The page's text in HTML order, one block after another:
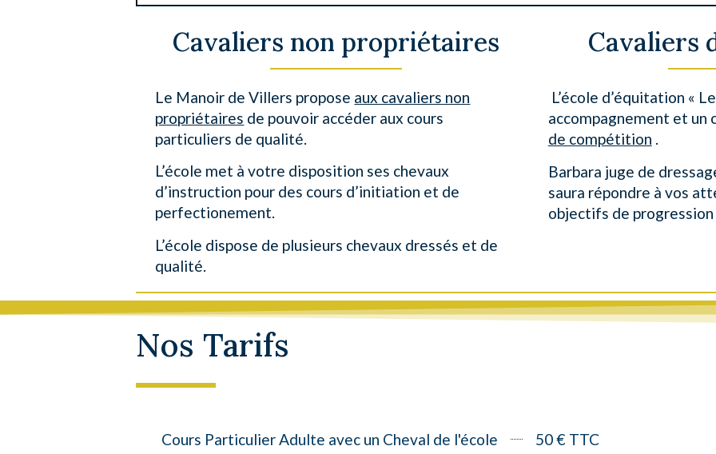
Cavaliers non propriétaires
Le Manoir de Villers propose aux cavaliers non
propriétaires de pouvoir accéder aux cours
particuliers de qualité.
L’école met à votre disposition ses chevaux
d’instruction pour des cours d’initiation et de
perfectionement.
L’école dispose de plusieurs chevaux dressés et de
qualité.
Cavaliers
L’école d’équitation «
accompagnement et un
de compétition .
Barbara juge de
saura répondre à vos
objectifs de progression
Nos Tarifs
Cours Particulier Adulte avec un Cheval de l'école 50 € TTC